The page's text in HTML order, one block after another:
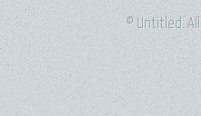
© Untitled.